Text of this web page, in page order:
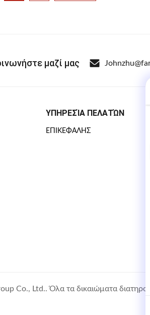
μαζί μας
ΥΠΗΡΕΣΊΑ ΠΕΛΑΤΏΝ
ΕΠΙΚΕΦΑΛΉΣ
Co., Ltd.. Όλα τα δικαιώματα